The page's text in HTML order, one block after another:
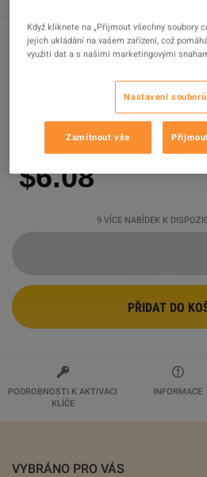
Valheim PC
PROPAGOVANÁ
Prodejce
97.78% hodnocení z 496980
$6.08
9 VÍCE NABÍDEK K
PŘIDAT DO
PODROBNOSTI K AKTIVACI
KLÍČE
INFORMACE
VYBRÁNO PRO VÁS
Když kliknete na „Přijmout všechny soubory
jejich ukládání na vašem zařízení, což
využití dat a s našimi marketingovými
Nastavení
Zamítnout vše